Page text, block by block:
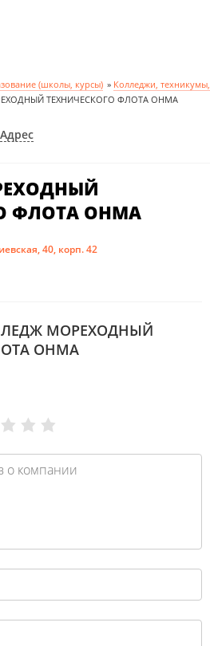
(школы, курсы) » Колледжи, техникумы,
ТЕХНИЧЕСКОГО ФЛОТА ОНМА
Адрес
ФЛОТА ОНМА
40, корп. 42
МОРЕХОДНЫЙ
ОНМА